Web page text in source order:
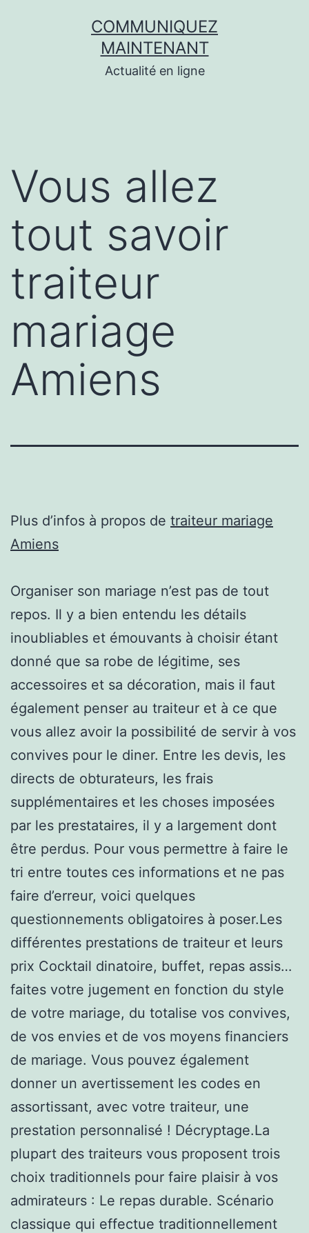
COMMUNIQUEZ
MAINTENANT
Actualité en ligne
Vous allez
tout savoir
traiteur
mariage
Amiens
Plus d’infos à propos de traiteur mariage
Amiens
Organiser son mariage n’est pas de tout
repos. Il y a bien entendu les détails
inoubliables et émouvants à choisir étant
donné que sa robe de légitime, ses
accessoires et sa décoration, mais il faut
également penser au traiteur et à ce que
vous allez avoir la possibilité de servir à vos
convives pour le diner. Entre les devis, les
directs de obturateurs, les frais
supplémentaires et les choses imposées
par les prestataires, il y a largement dont
être perdus. Pour vous permettre à faire le
tri entre toutes ces informations et ne pas
faire d’erreur, voici quelques
questionnements obligatoires à poser.Les
différentes prestations de traiteur et leurs
prix Cocktail dinatoire, buffet, repas assis…
faites votre jugement en fonction du style
de votre mariage, du totalise vos convives,
de vos envies et de vos moyens financiers
de mariage. Vous pouvez également
donner un avertissement les codes en
assortissant, avec votre traiteur, une
prestation personnalisé ! Décryptage.La
plupart des traiteurs vous proposent trois
choix traditionnels pour faire plaisir à vos
admirateurs : Le repas durable. Scénario
classique qui effectue traditionnellement